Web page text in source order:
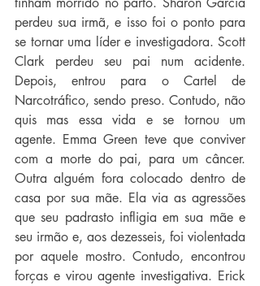
perdeu sua irmã, e isso foi o ponto para
se tornar uma líder e investigadora. Scott
Clark perdeu seu pai num acidente.
Depois, entrou para o Cartel de
Narcotráfico, sendo preso. Contudo, não
quis mas essa vida e se tornou um
agente. Emma Green teve que conviver
com a morte do pai, para um câncer.
Outra alguém fora colocado dentro de
casa por sua mãe. Ela via as agressões
que seu padrasto infligia em sua mãe e
seu irmão e, aos dezesseis, foi violentada
por aquele mostro. Contudo, encontrou
forças e virou agente investigativa. Erick